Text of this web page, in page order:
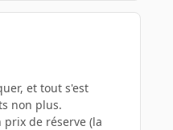
et tout s'est
non plus.
de réserve (la